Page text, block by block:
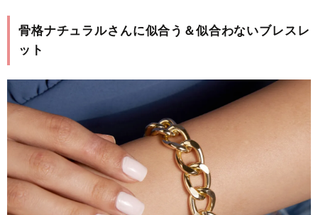
骨格ナチュラルさんに似合う＆似合わないブレスレ
ット